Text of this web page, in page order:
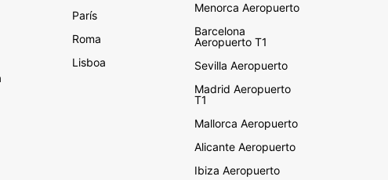
París
Roma
Lisboa
Menorca Aeropuerto
Barcelona
Aeropuerto T1
Sevilla Aeropuerto
Madrid Aeropuerto
T1
Mallorca Aeropuerto
Alicante Aeropuerto
Ibiza Aeropuerto